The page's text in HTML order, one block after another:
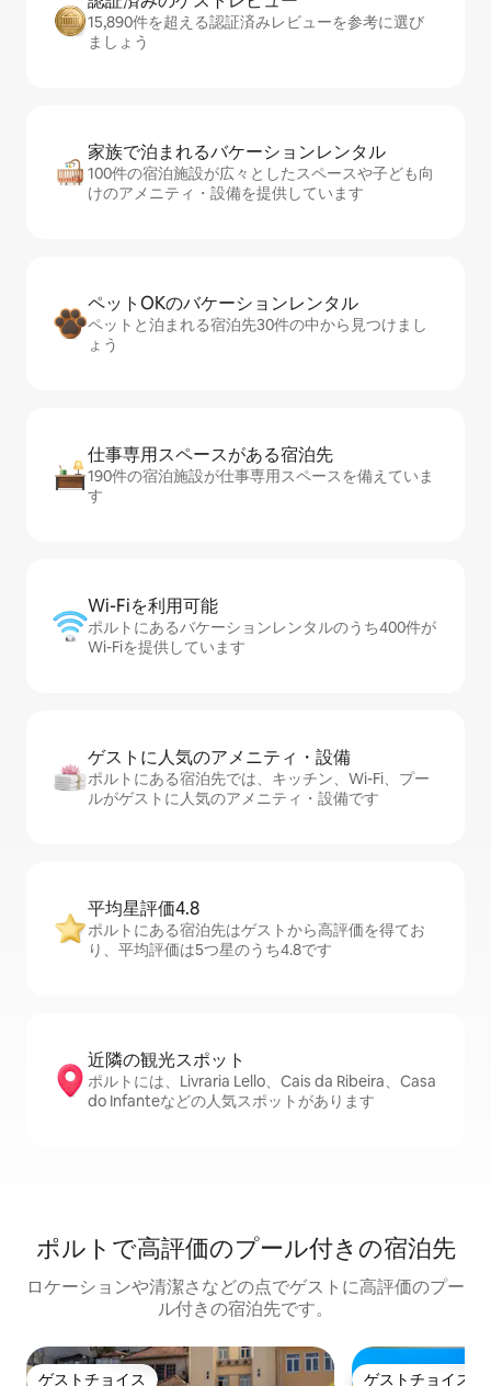
15,890件を超える認証済みレビューを参考に選び
ましょう
家族で泊まれるバ⁠ケ⁠ー⁠シ⁠ョ⁠ンレ⁠ン⁠タ⁠ル
100件の宿泊施設が広々としたスペースや子ども向
けのアメニティ・設備を提供しています
ペットOKのバ⁠ケ⁠ー⁠シ⁠ョ⁠ンレ⁠ン⁠タ⁠ル
ペットと泊まれる宿泊先30件の中から見つけまし
ょう
仕事専用ス⁠ペ⁠ー⁠スがあ⁠る宿⁠泊⁠先
190件の宿泊施設が仕事専用スペースを備えていま
す
Wi-Fiを利⁠用⁠可⁠能
ポルトにあるバケーションレンタルのうち400件が
Wi-Fiを提供しています
ゲストに人⁠気⁠のア⁠メ⁠ニ⁠テ⁠ィ・設⁠備
ポルトにある宿泊先では、キッチン、Wi-Fi、プー
ルがゲストに人気のアメニティ・設備です
平均星評価4.8
ポルトにある宿泊先はゲストから高評価を得てお
り、平均評価は5つ星のうち4.8です
近隣の観光ス⁠ポ⁠ッ⁠ト
ポルトには、Livraria Lello、Cais da Ribeira、Casa
do Infanteなどの人気スポットがあります
ポルトで高評価のプール付きの宿泊先
ロケーションや清潔さなどの点でゲストに高評価のプー
ル付きの宿泊先です。
ゲストチョイス ゲストチョイス